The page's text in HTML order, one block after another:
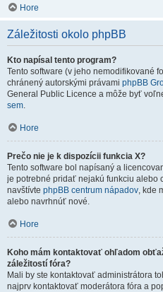
Hore
Záležitosti okolo phpBB
Kto napísal tento program?
Tento software (v jeho nemodifikované
chránený autorskými právami phpBB
General Public Licence a môže byť
sem.
Hore
Prečo nie je k dispozícii funkcia X?
Tento software bol napísaný a
je potrebné pridať nejakú funkciu alebo
navštívte phpBB centrum nápadov, kde
alebo navrhnúť nové.
Hore
Koho mám kontaktovať ohľadom
záležitostí fóra?
Mali by ste kontaktovať administrátora
najprv kontaktovať moderátora fóra a